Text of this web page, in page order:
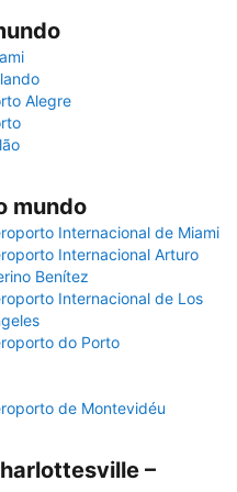
Alegre
mundo
Internacional de Miami
Internacional Arturo
Benítez
Internacional de Los
do Porto
de Montevidéu
–